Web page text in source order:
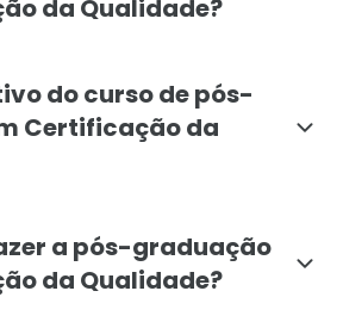
da Qualidade?
do curso de pós-
Certificação da
a pós-graduação
da Qualidade?